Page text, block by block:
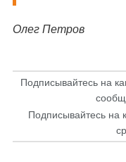
Олег Петров
Подписывайтесь на
Подписывайтесь